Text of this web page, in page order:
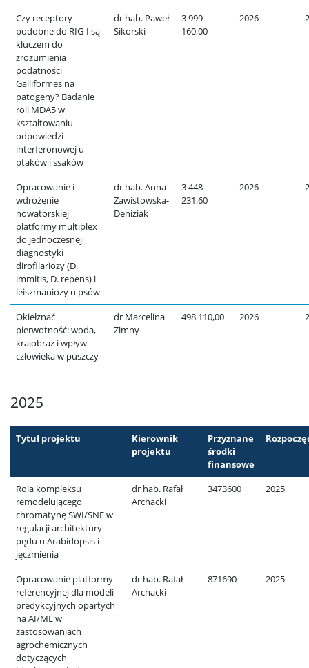
Czy receptory
podobne do RIG-I są
kluczem do
zrozumienia
podatności
Galliformes na
patogeny? Badanie
roli MDA5 w
kształtowaniu
odpowiedzi
interferonowej u
ptaków i ssaków
dr hab. Paweł
Sikorski
3 999
160,00
2026
Opracowanie i
wdrożenie
nowatorskiej
platformy multiplex
do jednoczesnej
diagnostyki
dirofilariozy (D.
immitis, D. repens) i
leiszmaniozy u psów
dr hab. Anna
Zawistowska-
Deniziak
3 448
231,60
2026
Okiełznać
pierwotność: woda,
krajobraz i wpływ
człowieka w puszczy
dr Marcelina
Zimny
498 110,00 2026
2025
Tytuł projektu
Kierownik
projektu
Przyznane
środki
finansowe
Rola kompleksu
remodelującego
chromatynę SWI/SNF w
regulacji architektury
pędu u Arabidopsis i
jęczmienia
dr hab. Rafał
Archacki
3473600 2025
Opracowanie platformy
referencyjnej dla modeli
predykcyjnych opartych
na AI/ML w
zastosowaniach
agrochemicznych
dotyczących
dr hab. Rafał
Archacki
871690 2025